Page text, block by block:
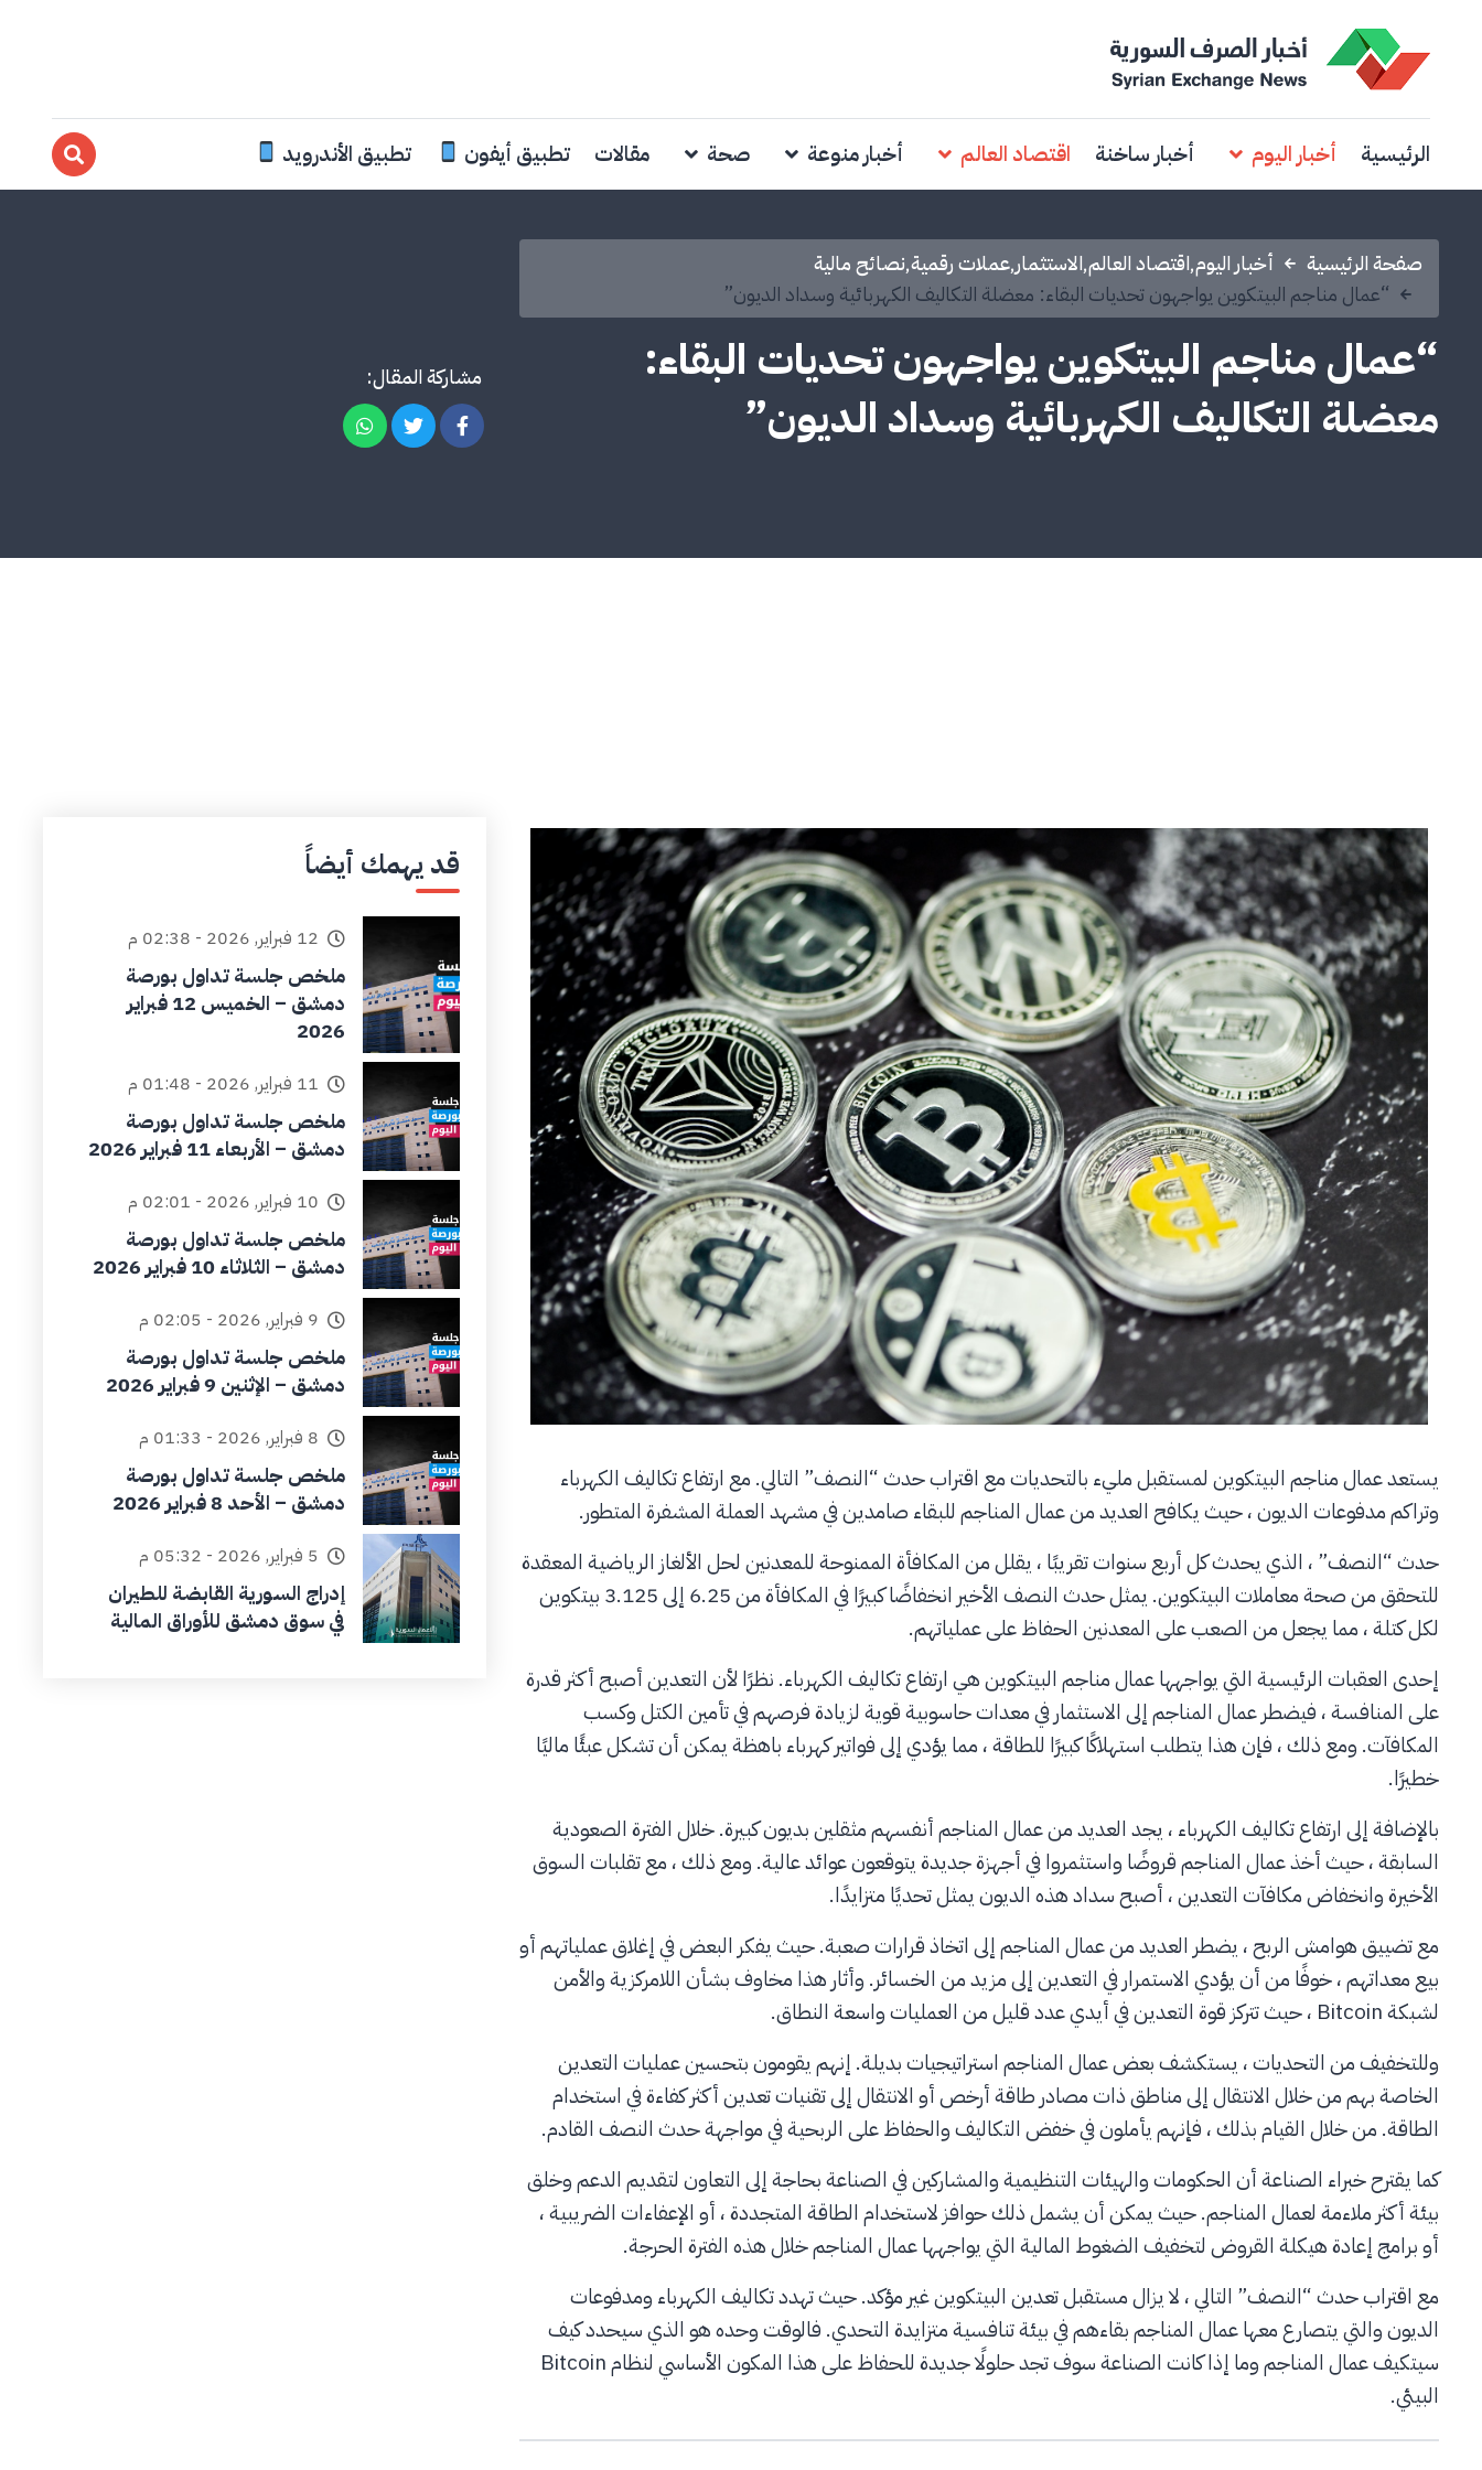
الرئيسية أخبار اليوم أخبار ساخنة اقتصاد العالم أخبار منوعة صحة مقالات تطبيق أيفون تطبيق الأندرويد
صفحة الرئيسية أخبار اليوم,اقتصاد العالم,الاستثمار,عملات رقمية,نصائح مالية
“عمال مناجم البيتكوين يواجهون تحديات البقاء: معضلة التكاليف الكهربائية وسداد الديون”
“عمال مناجم البيتكوين يواجهون تحديات البقاء:
معضلة التكاليف الكهربائية وسداد الديون”
مشاركة المقال:
يستعد عمال مناجم البيتكوين لمستقبل مليء بالتحديات مع اقتراب حدث “النصف” التالي. مع ارتفاع تكاليف الكهرباء
وتراكم مدفوعات الديون ، حيث يكافح العديد من عمال المناجم للبقاء صامدين في مشهد العملة المشفرة المتطور.
حدث “النصف” ، الذي يحدث كل أربع سنوات تقريبًا ، يقلل من المكافأة الممنوحة للمعدنين لحل الألغاز الرياضية المعقدة
للتحقق من صحة معاملات البيتكوين. يمثل حدث النصف الأخير انخفاضًا كبيرًا في المكافأة من 6.25 إلى 3.125 بيتكوين
لكل كتلة ، مما يجعل من الصعب على المعدنين الحفاظ على عملياتهم.
إحدى العقبات الرئيسية التي يواجهها عمال مناجم البيتكوين هي ارتفاع تكاليف الكهرباء. نظرًا لأن التعدين أصبح أكثر قدرة
على المنافسة ، فيضطر عمال المناجم إلى الاستثمار في معدات حاسوبية قوية لزيادة فرصهم في تأمين الكتل وكسب
المكافآت. ومع ذلك ، فإن هذا يتطلب استهلاكًا كبيرًا للطاقة ، مما يؤدي إلى فواتير كهرباء باهظة يمكن أن تشكل عبئًا ماليًا
خطيرًا.
بالإضافة إلى ارتفاع تكاليف الكهرباء ، يجد العديد من عمال المناجم أنفسهم مثقلين بديون كبيرة. خلال الفترة الصعودية
السابقة ، حيث أخذ عمال المناجم قروضًا واستثمروا في أجهزة جديدة يتوقعون عوائد عالية. ومع ذلك ، مع تقلبات السوق
الأخيرة وانخفاض مكافآت التعدين ، أصبح سداد هذه الديون يمثل تحديًا متزايدًا.
مع تضييق هوامش الربح ، يضطر العديد من عمال المناجم إلى اتخاذ قرارات صعبة. حيث يفكر البعض في إغلاق عملياتهم أو
بيع معداتهم ، خوفًا من أن يؤدي الاستمرار في التعدين إلى مزيد من الخسائر. وأثار هذا مخاوف بشأن اللامركزية والأمن
لشبكة Bitcoin ، حيث تتركز قوة التعدين في أيدي عدد قليل من العمليات واسعة النطاق.
وللتخفيف من التحديات ، يستكشف بعض عمال المناجم استراتيجيات بديلة. إنهم يقومون بتحسين عمليات التعدين
الخاصة بهم من خلال الانتقال إلى مناطق ذات مصادر طاقة أرخص أو الانتقال إلى تقنيات تعدين أكثر كفاءة في استخدام
الطاقة. من خلال القيام بذلك ، فإنهم يأملون في خفض التكاليف والحفاظ على الربحية في مواجهة حدث النصف القادم.
كما يقترح خبراء الصناعة أن الحكومات والهيئات التنظيمية والمشاركين في الصناعة بحاجة إلى التعاون لتقديم الدعم وخلق
بيئة أكثر ملاءمة لعمال المناجم. حيث يمكن أن يشمل ذلك حوافز لاستخدام الطاقة المتجددة ، أو الإعفاءات الضريبية ،
أو برامج إعادة هيكلة القروض لتخفيف الضغوط المالية التي يواجهها عمال المناجم خلال هذه الفترة الحرجة.
مع اقتراب حدث “النصف” التالي ، لا يزال مستقبل تعدين البيتكوين غير مؤكد. حيث تهدد تكاليف الكهرباء ومدفوعات
الديون والتي يتصارع معها عمال المناجم بقاءهم في بيئة تنافسية متزايدة التحدي. فالوقت وحده هو الذي سيحدد كيف
سيتكيف عمال المناجم وما إذا كانت الصناعة سوف تجد حلولًا جديدة للحفاظ على هذا المكون الأساسي لنظام Bitcoin
البيئي.
قد يهمك أيضاً
12 فبراير, 2026 - 02:38 م
ملخص جلسة تداول بورصة
دمشق – الخميس 12 فبراير
2026
11 فبراير, 2026 - 01:48 م
ملخص جلسة تداول بورصة
دمشق – الأربعاء 11 فبراير 2026
10 فبراير, 2026 - 02:01 م
ملخص جلسة تداول بورصة
دمشق – الثلاثاء 10 فبراير 2026
9 فبراير, 2026 - 02:05 م
ملخص جلسة تداول بورصة
دمشق – الإثنين 9 فبراير 2026
8 فبراير, 2026 - 01:33 م
ملخص جلسة تداول بورصة
دمشق – الأحد 8 فبراير 2026
5 فبراير, 2026 - 05:32 م
إدراج السورية القابضة للطيران
في سوق دمشق للأوراق المالية